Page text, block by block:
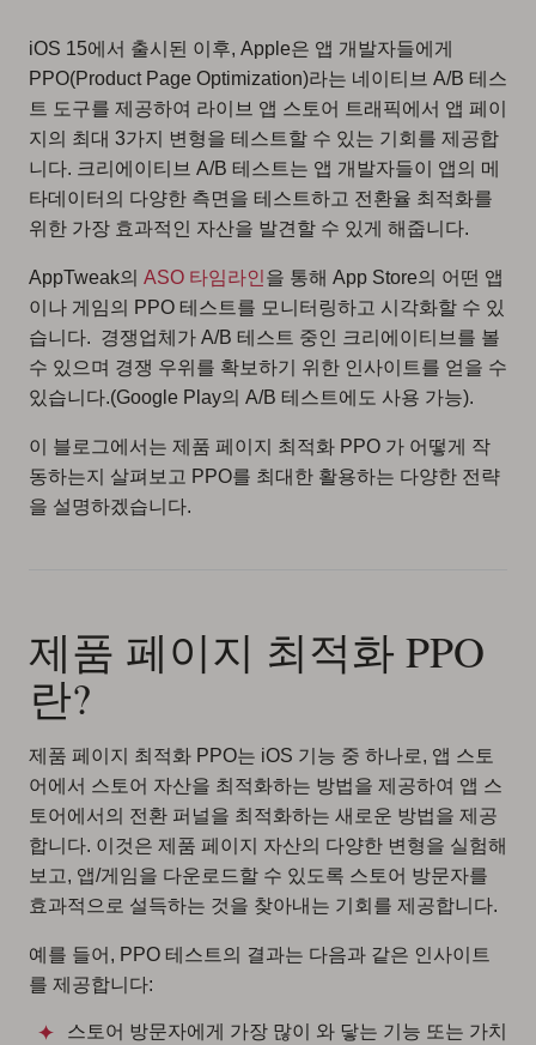
iOS 15에서 출시된 이후, Apple은 앱 개발자들에게
PPO(Product Page Optimization)라는 네이티브 A/B 테스
트 도구를 제공하여 라이브 앱 스토어 트래픽에서 앱 페이
지의 최대 3가지 변형을 테스트할 수 있는 기회를 제공합
니다. 크리에이티브 A/B 테스트는 앱 개발자들이 앱의 메
타데이터의 다양한 측면을 테스트하고 전환율 최적화를
위한 가장 효과적인 자산을 발견할 수 있게 해줍니다.
AppTweak의 ASO 타임라인 을 통해 App Store의 어떤 앱
이나 게임의 PPO 테스트를 모니터링하고 시각화할 수 있
습니다. 경쟁업체가 A/B 테스트 중인 크리에이티브를 볼
수 있으며 경쟁 우위를 확보하기 위한 인사이트를 얻을 수
있습니다.(Google Play의 A/B 테스트에도 사용 가능).
이 블로그에서는 제품 페이지 최적화 PPO 가 어떻게 작
동하는지 살펴보고 PPO를 최대한 활용하는 다양한 전략
을 설명하겠습니다.
제품 페이지 최적화 PPO
란?
제품 페이지 최적화 PPO는 iOS 기능 중 하나로, 앱 스토
어에서 스토어 자산을 최적화하는 방법을 제공하여 앱 스
토어에서의 전환 퍼널을 최적화하는 새로운 방법을 제공
합니다. 이것은 제품 페이지 자산의 다양한 변형을 실험해
보고, 앱/게임을 다운로드할 수 있도록 스토어 방문자를
효과적으로 설득하는 것을 찾아내는 기회를 제공합니다.
예를 들어, PPO 테스트의 결과는 다음과 같은 인사이트
를 제공합니다:
스토어 방문자에게 가장 많이 와 닿는 기능 또는 가치